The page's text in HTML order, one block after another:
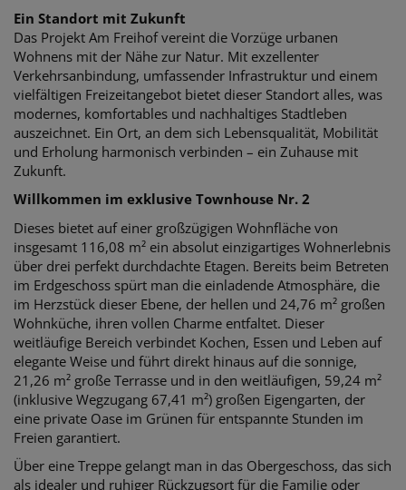
Ein Standort mit Zukunft
Das Projekt Am Freihof vereint die Vorzüge urbanen
Wohnens mit der Nähe zur Natur. Mit exzellenter
Verkehrsanbindung, umfassender Infrastruktur und einem
vielfältigen Freizeitangebot bietet dieser Standort alles, was
modernes, komfortables und nachhaltiges Stadtleben
auszeichnet. Ein Ort, an dem sich Lebensqualität, Mobilität
und Erholung harmonisch verbinden – ein Zuhause mit
Zukunft.
Willkommen im exklusive Townhouse Nr. 2
Dieses bietet auf einer großzügigen Wohnfläche von
insgesamt 116,08 m² ein absolut einzigartiges Wohnerlebnis
über drei perfekt durchdachte Etagen. Bereits beim Betreten
im Erdgeschoss spürt man die einladende Atmosphäre, die
im Herzstück dieser Ebene, der hellen und 24,76 m² großen
Wohnküche, ihren vollen Charme entfaltet. Dieser
weitläufige Bereich verbindet Kochen, Essen und Leben auf
elegante Weise und führt direkt hinaus auf die sonnige,
21,26 m² große Terrasse und in den weitläufigen, 59,24 m²
(inklusive Wegzugang 67,41 m²) großen Eigengarten, der
eine private Oase im Grünen für entspannte Stunden im
Freien garantiert.
Über eine Treppe gelangt man in das Obergeschoss, das sich
als idealer und ruhiger Rückzugsort für die Familie oder